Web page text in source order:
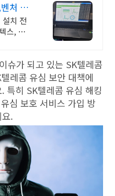
처 1:1
치 전
, 유에
슈가 되고 있는 SK텔레콤
레콤 유심 보안 대책에
특히 SK텔레콤 유심 해킹
심 보호 서비스 가입 방
.